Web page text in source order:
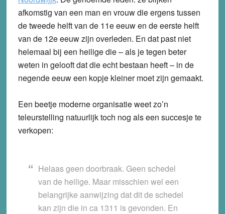
afkomstig van een man en vrouw die ergens tussen
de tweede helft van de 11e eeuw en de eerste helft
van de 12e eeuw zijn overleden. En dat past niet
helemaal bij een heilige die – als je tegen beter
weten in gelooft dat die echt bestaan heeft – in de
negende eeuw een kopje kleiner moet zijn gemaakt.
Een beetje moderne organisatie weet zo’n
teleurstelling natuurlijk toch nog als een succesje te
verkopen:
Helaas geen doorbraak. Geen schedel
van de heilige. Maar misschien wel een
belangrijke aanwijzing dat dit de schedel
kan zijn die in ca 1311 is gevonden. En